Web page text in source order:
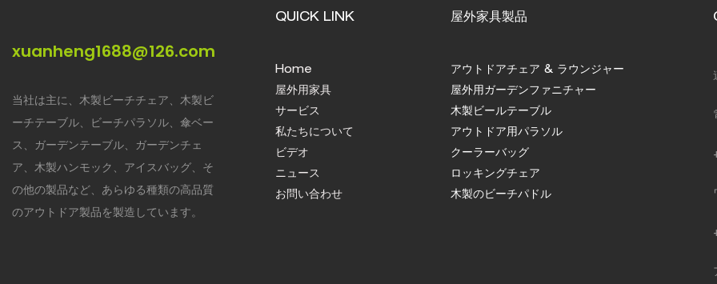
xuanheng1688@126.com
当社は主に、木製ビーチチェア、木製ビ
ーチテーブル、ビーチパラソル、傘ベー
ス、ガーデンテーブル、ガーデンチェ
ア、木製ハンモック、アイスバッグ、そ
の他の製品など、あらゆる種類の高品質
のアウトドア製品を製造しています。
QUICK LINK
Home
屋外用家具
サービス
私たちについて
ビデオ
ニュース
お問い合わせ
屋外家具製品
アウトドアチェア & ラウンジャー
屋外用ガーデンファニチャー
木製ビールテーブル
アウトドア用パラソル
クーラーバッグ
ロッキングチェア
木製のビーチパドル